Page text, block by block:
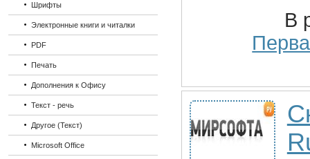
Шрифты
Электронные книги и читалки
PDF
Печать
Дополнения к Офису
Текст - речь
Другое (Текст)
Microsoft Office
В